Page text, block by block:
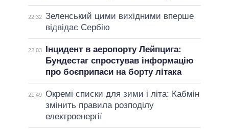
22:32 Зеленський цими вихідними вперше
відвідає Сербію
22:03
Інцидент в аеропорту Лейпцига:
Бундестаг спростував інформацію
про боєприпаси на борту літака
21:49 Окремі списки для зими і літа: Кабмін
змінить правила розподілу
електроенергії